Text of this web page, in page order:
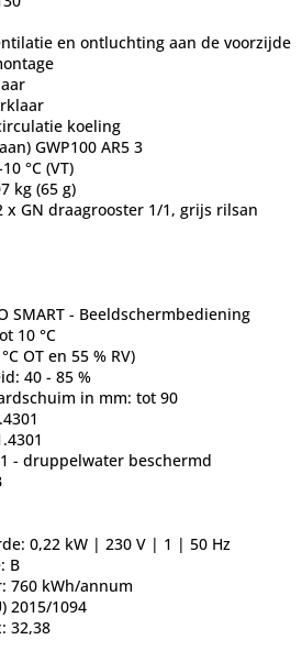
en ontluchting aan de voorzijde
koeling
GWP100 AR5 3
°C (VT)
kg (65 g)
x GN draagrooster 1/1, grijs rilsan
SMART - Beeldschermbediening
10 °C
OT en 55 % RV)
40 - 85 %
in mm: tot 90
- druppelwater beschermd
0,22 kW | 230 V | 1 | 50 Hz
B
760 kWh/annum
2015/1094
32,38